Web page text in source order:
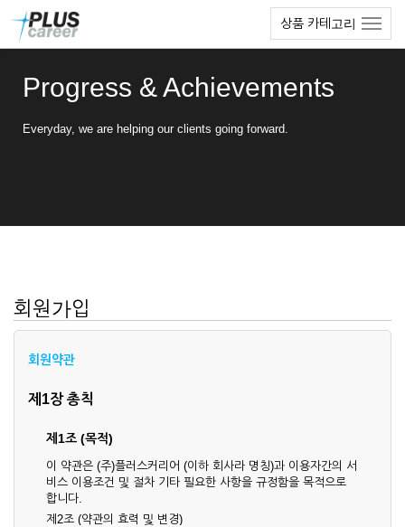
상품 카테고리
Progress & Achievements
Everyday, we are helping our clients going forward.
회원가입
회원약관
제1장 총칙
제1조 (목적)
이 약관은 (주)플러스커리어 (이하 회사라 명칭)과 이용자간의 서
비스 이용조건 및 절차 기타 필요한 사항을 규정함을 목적으로
합니다.
제2조 (약관의 효력 및 변경)